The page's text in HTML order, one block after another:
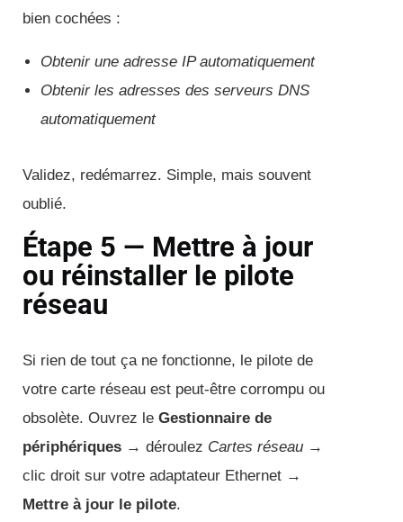
bien cochées :
Obtenir une adresse IP automatiquement
Obtenir les adresses des serveurs DNS
automatiquement
Validez, redémarrez. Simple, mais souvent
oublié.
Étape 5 — Mettre à jour
ou réinstaller le pilote
réseau
Si rien de tout ça ne fonctionne, le pilote de
votre carte réseau est peut-être corrompu ou
obsolète. Ouvrez le Gestionnaire de
périphériques → déroulez Cartes réseau →
clic droit sur votre adaptateur Ethernet →
Mettre à jour le pilote.